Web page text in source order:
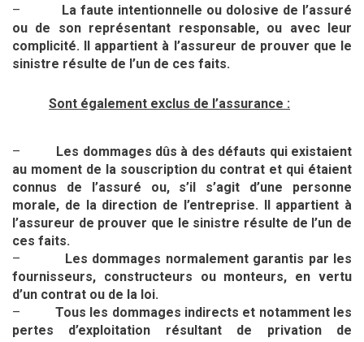
– La faute intentionnelle ou dolosive de l’assuré
ou de son représentant responsable, ou avec leur
complicité. Il appartient à l’assureur de prouver que le
sinistre résulte de l’un de ces faits.
Sont également exclus de l’assurance :
– Les dommages dûs à des défauts qui existaient
au moment de la souscription du contrat et qui étaient
connus de l’assuré ou, s’il s’agit d’une personne
morale, de la direction de l’entreprise. Il appartient à
l’assureur de prouver que le sinistre résulte de l’un de
ces faits.
– Les dommages normalement garantis par les
fournisseurs, constructeurs ou monteurs, en vertu
d’un contrat ou de la loi.
–Tous les dommages indirects et notamment les
pertes d’exploitation résultant de privation de